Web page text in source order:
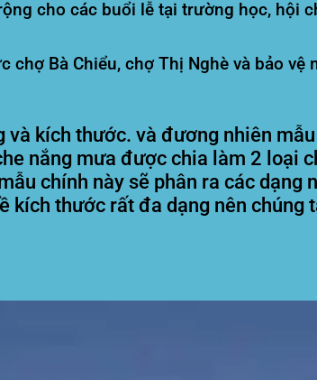
cho các buổi lễ tại trường học, hội
Bà Chiểu, chợ Thị Nghè và bảo vệ
và kích thước. và đương nhiên
nắng mưa được chia làm 2 loại
chính này sẽ phân ra các dạng
kích thước rất đa dạng nên chúng